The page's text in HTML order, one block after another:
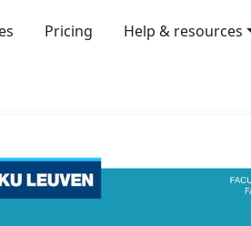
Pricing Help & resources